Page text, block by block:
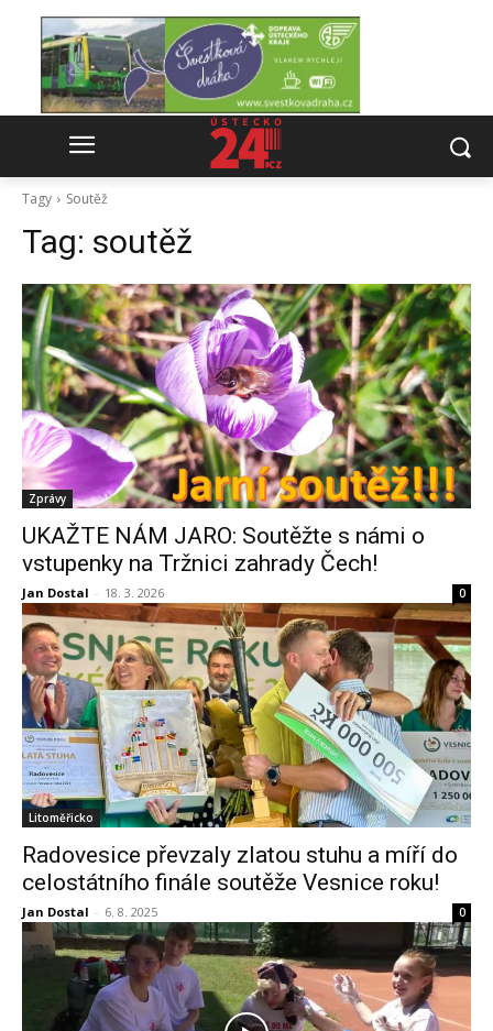
Tagy Soutěž
Tag: soutěž
Zprávy
UKAŽTE NÁM JARO: Soutěžte s námi o
vstupenky na Tržnici zahrady Čech!
Jan Dostal - 18. 3. 2026 0
Litoměřicko
Radovesice převzaly zlatou stuhu a míří do
celostátního finále soutěže Vesnice roku!
Jan Dostal - 6. 8. 2025 0